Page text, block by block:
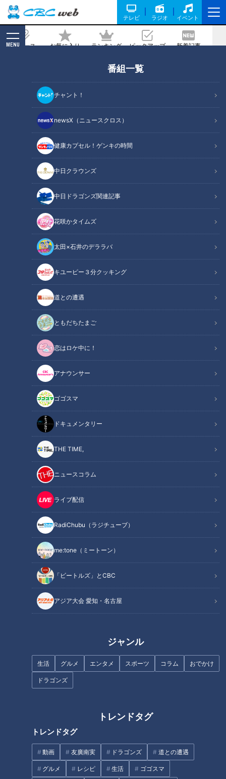
テレビ ラジオ イベント
ニュース お気に入り ランキング ピックアップ 新着記事
MENU
番組一覧
チャント！
newsX（ニュースクロス）
健康カプセル！ゲンキの時間
中日クラウンズ
中日ドラゴンズ関連記事
花咲かタイムズ
太田×石井のデララバ
キユーピー３分クッキング
道との遭遇
ともだちたまご
恋はロケ中に！
アナウンサー
ゴゴスマ
ドキュメンタリー
THE TIME,
ニュースコラム
ライブ配信
RadiChubu（ラジチューブ）
me:tone（ミートーン）
「ビートルズ」とCBC
アジア大会 愛知・名古屋
ジャンル
生活 グルメ エンタメ スポーツ コラム おでかけ
ドラゴンズ
トレンドタグ
トレンドタグ
動画 友廣南実 ドラゴンズ 道との遭遇
グルメ レシピ 生活 ゴゴスマ
いジャガイモ” 野菜ソムリエサミット最
高金賞受賞・・誰よりも野菜を愛する農
家 CBCドキュメンタリー
2022/02/01 19:00
2022年1月26日放送
ドキュメンタリー
長編ドキュメンタリー
色鮮やかな紫に、緑、白、そしてオレンジ。
４色揃った珍しいカリフラワー。
実はこれ、２年ほど前から販売され、
累計２万パック以上を売り上げたヒット商品。
その見た目のかわいらしさに、お客さんも思わず足を止めま
客）「カリフラワー可愛くて」
客）「テリーヌを作ろうと思っていてカラフルなカリフラワー
合うかなと思って」
個性的なカリフラワーを育てたのがこの人、
岐阜県岐南町(ぎなんちょう)の野菜農家・杉江保彦(すぎえやす
ひこ)さん５９歳。
野菜のことをまるで我が子のように愛情をこめ、「この子」と
呼びます。
個性豊かな商品を生み出してきた「野菜作りのスペシャリス
ト」を追いました。
CBCテレビ 2022年1月26日（水）「チャント！」OA
と進化をあわせ持つ「島正」の
焼き